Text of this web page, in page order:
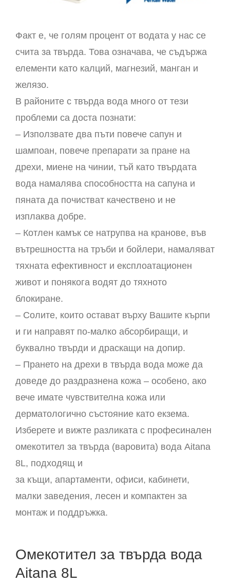
Факт е, че голям процент от водата у нас се
счита за твърда. Това означава, че съдържа
елементи като калций, магнезий, манган и
желязо.
В районите с твърда вода много от тези
проблеми са доста познати:
– Използвате два пъти повече сапун и
шампоан, повече препарати за пране на
дрехи, миене на чинии, тъй като твърдата
вода намалява способността на сапуна и
пяната да почистват качествено и не
изплаква добре.
– Котлен камък се натрупва на кранове, във
вътрешността на тръби и бойлери, намаляват
тяхната ефективност и експлоатационен
живот и понякога водят до тяхното
блокиране.
– Солите, които остават върху Вашите кърпи
и ги направят по-малко абсорбиращи, и
буквално твърди и драскащи на допир.
– Прането на дрехи в твърда вода може да
доведе до раздразнена кожа – особено, ако
вече имате чувствителна кожа или
дерматологично състояние като екзема.
Изберете и вижте разликата с професинален
омекотител за твърда (варовита) вода Aitana
8L, подходящ и
за къщи, апартаменти, офиси, кабинети,
малки заведения, лесен и компактен за
монтаж и поддръжка.
Омекотител за твърда вода
Aitana 8L